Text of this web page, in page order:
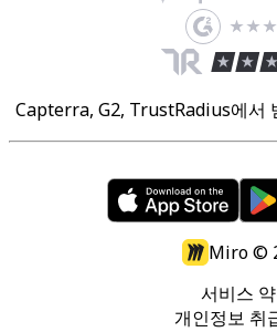
Capterra, G2, TrustRadius에서
Miro ©
서비스
개인정보 취